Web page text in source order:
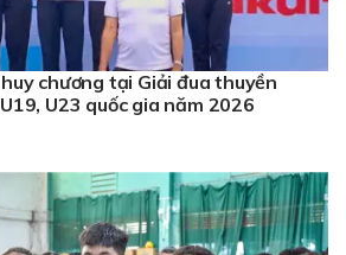
chương tại Giải đua thuyền
U23 quốc gia năm 2026